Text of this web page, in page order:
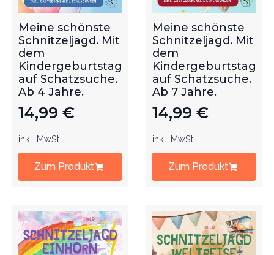
Meine schönste
Schnitzeljagd. Mit
dem
Kindergeburtstag
auf Schatzsuche.
Ab 4 Jahre.
14,99 €
inkl. MwSt.
Zum Produkt
Meine schönste
Schnitzeljagd. Mit
dem
Kindergeburtstag
auf Schatzsuche.
Ab 7 Jahre.
14,99 €
inkl. MwSt.
Zum Produkt